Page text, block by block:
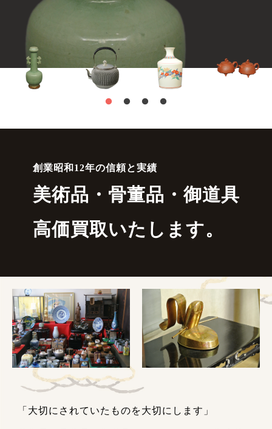
創業昭和12年の信頼と実績
美術品・骨董品・御道具
高価買取いたします。
「大切にされていたものを大切にします」